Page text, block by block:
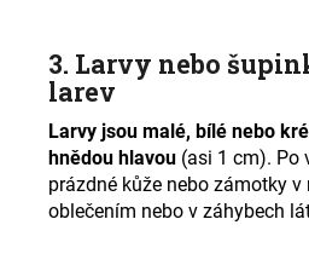
3. Larvy nebo
larev
Larvy jsou malé, bílé nebo
hnědou hlavou (asi 1 cm). Po
prázdné kůže nebo zámotky v
oblečením nebo v záhybech